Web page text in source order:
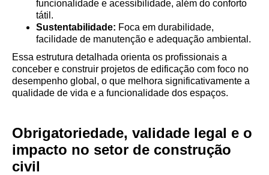
funcionalidade e acessibilidade, além do conforto
tátil.
Sustentabilidade: Foca em durabilidade,
facilidade de manutenção e adequação ambiental.
Essa estrutura detalhada orienta os profissionais a
conceber e construir projetos de edificação com foco no
desempenho global, o que melhora significativamente a
qualidade de vida e a funcionalidade dos espaços.
Obrigatoriedade, validade legal e o
impacto no setor de construção
civil